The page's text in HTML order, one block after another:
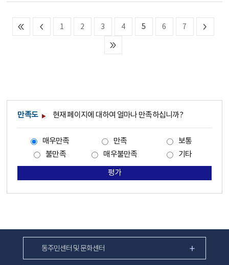
1 2 3 4 5 6 7
만족도 현재 페이지에 대하여 얼마나 만족하십니까?
매우만족 만족
보통
불만족
매우불만족 기타
평가
동주민센터 및 문화센터